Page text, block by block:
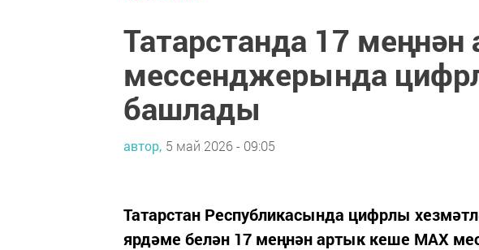
Татарстанда 17
мессенджерында
башлады
автор, 5 май 2026 - 09:05
Татарстан Республикасында цифрлы
ярдәме белән 17 меңнән артык кеше MAX